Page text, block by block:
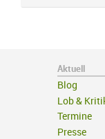
Aktuell
Blog
Lob &
Termine
Presse